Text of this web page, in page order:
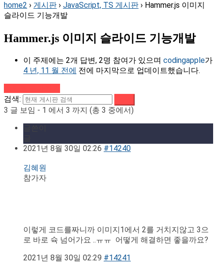
home2 › 게시판 › JavaScript, TS 게시판 › Hammer.js 이미지
슬라이드 기능개발
Hammer.js 이미지 슬라이드 기능개발
이 주제에는 2개 답변, 2명 참여가 있으며 codingapple가
4 년, 11 월 전에 전에 마지막으로 업데이트했습니다.
검색:
3 글 보임 - 1 에서 3 까지 (총 3 중에서)
2021년 8월 30일 02:26 #14240
김혜원
참가자
이렇게 코드를짜니까 이미지1에서 2를 거치지않고 3으
로 바로 슉 넘어가요 ..ㅠㅠ 어떻게 해결하면 좋을까요?
2021년 8월 30일 02:29 #14241